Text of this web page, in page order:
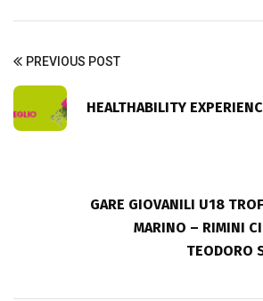
PREVIOUS POST
HEALTHABILITY
GARE GIOVANILI U18
MARINO – RIMINI
TEODORO